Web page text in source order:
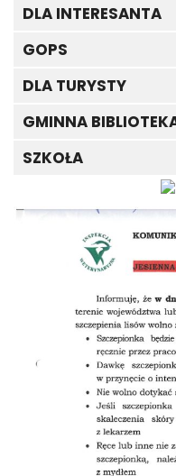
DLA INTERESANTA
GOPS
DLA TURYSTY
GMINNA
SZKOŁA